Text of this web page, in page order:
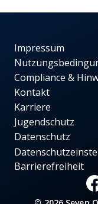
Impressum
Compliance &
Kontakt
Karriere
Jugendschutz
Datenschutz
Barrierefreiheit